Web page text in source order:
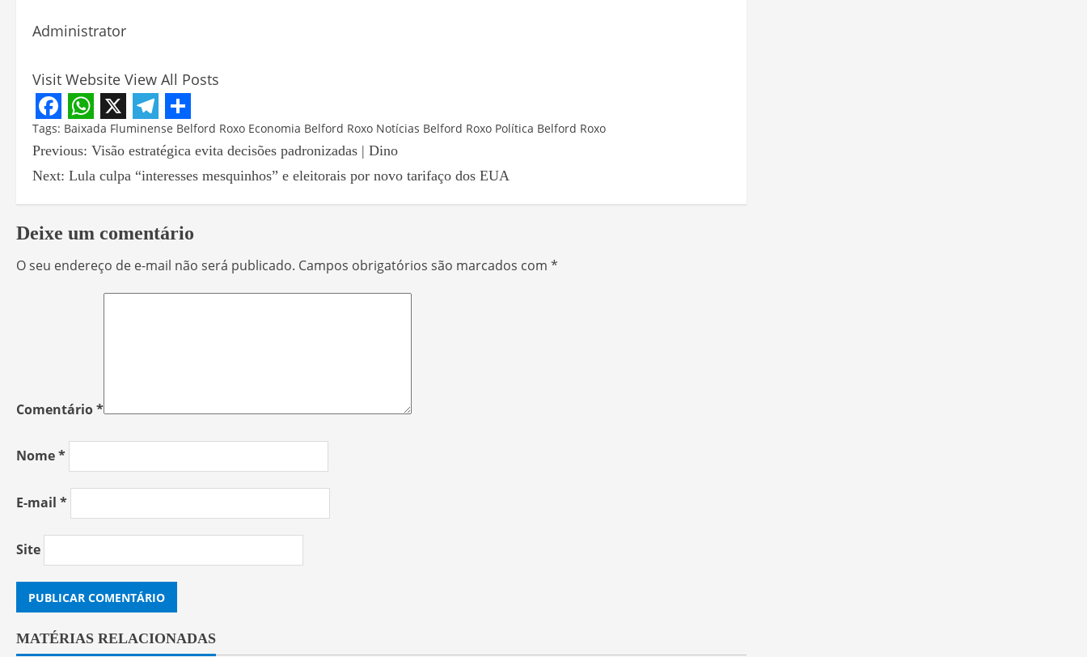
Administrator
Visit Website View All Posts
Facebook
WhatsApp
X Telegram
Share
Tags: Baixada Fluminense Belford Roxo Economia Belford Roxo Notícias Belford Roxo Política Belford Roxo
Previous: Visão estratégica evita decisões padronizadas | Dino
Next: Lula culpa “interesses mesquinhos” e eleitorais por novo tarifaço dos EUA
Deixe um comentário
O seu endereço de e-mail não será publicado. Campos obrigatórios são marcados com *
Comentário*
Nome*
E-mail *
Site
MATÉRIAS RELACIONADAS